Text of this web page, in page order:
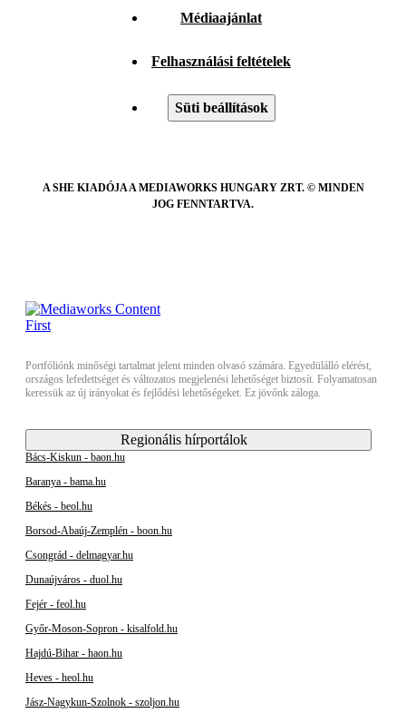
Médiaajánlat
Felhasználási feltételek
Süti beállítások
A SHE KIADÓJA A MEDIAWORKS HUNGARY ZRT. © MINDEN
JOG FENNTARTVA.
Portfóliónk minőségi tartalmat jelent minden olvasó számára. Egyedülálló elérést,
országos lefedettséget és változatos megjelenési lehetőséget biztosít. Folyamatosan
keressük az új irányokat és fejlődési lehetőségeket. Ez jövőnk záloga.
Regionális hírportálok
Bács-Kiskun - baon.hu
Baranya - bama.hu
Békés - beol.hu
Borsod-Abaúj-Zemplén - boon.hu
Csongrád - delmagyar.hu
Dunaújváros - duol.hu
Fejér - feol.hu
Győr-Moson-Sopron - kisalfold.hu
Hajdú-Bihar - haon.hu
Heves - heol.hu
Jász-Nagykun-Szolnok - szoljon.hu